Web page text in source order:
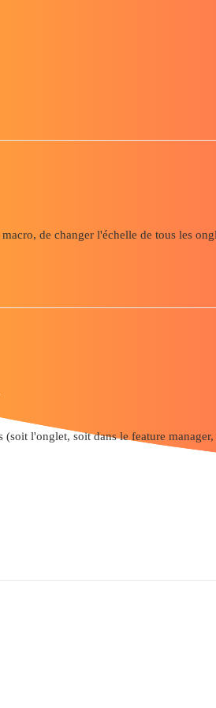
de changer l'échelle de tous les
l'onglet, soit dans le feature